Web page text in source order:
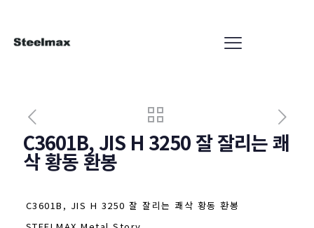
C3601B, JIS H 3250 잘 잘리는 쾌
삭 황동 환봉
C3601B, JIS H 3250 잘 잘리는 쾌삭 황동 환봉